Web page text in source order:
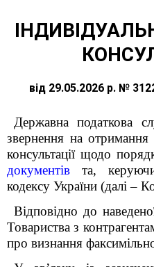
від 29.05.2026 р. №
Державна податкова
звернення на отримання
консультації щодо
документів та,
кодексу України (далі –
Відповідно до
Товариства з
про визнання